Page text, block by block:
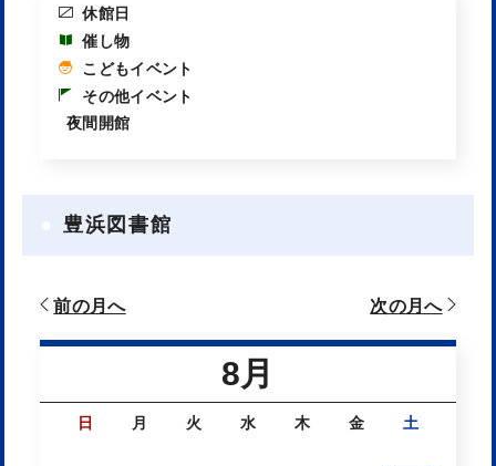
休館日
催し物
こどもイベント
その他イベント
夜間開館
豊浜図書館
前の月へ 次の月へ
8月
日 月 火 水 木 金 土